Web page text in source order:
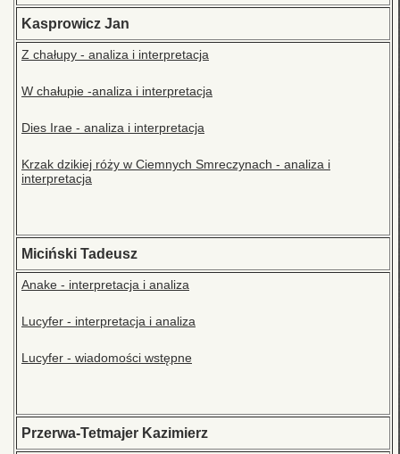
Kasprowicz Jan
Z chałupy - analiza i interpretacja
W chałupie -analiza i interpretacja
Dies Irae - analiza i interpretacja
Krzak dzikiej róży w Ciemnych Smreczynach - analiza i
interpretacja
Miciński Tadeusz
Anake - interpretacja i analiza
Lucyfer - interpretacja i analiza
Lucyfer - wiadomości wstępne
Przerwa-Tetmajer Kazimierz